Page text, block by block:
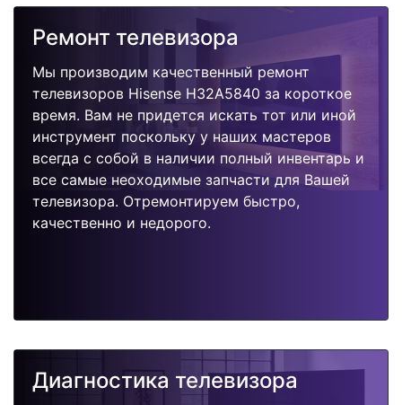
Ремонт телевизора
Мы производим качественный ремонт
телевизоров Hisense H32A5840 за короткое
время. Вам не придется искать тот или иной
инструмент поскольку у наших мастеров
всегда с собой в наличии полный инвентарь и
все самые неоходимые запчасти для Вашей
телевизора. Отремонтируем быстро,
качественно и недорого.
Диагностика телевизора